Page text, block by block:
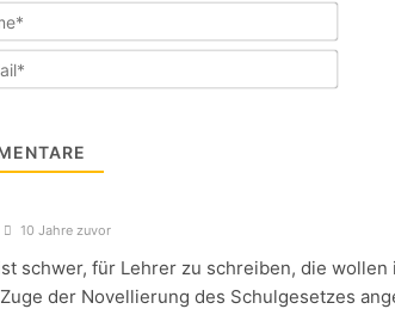
Name*
E-
10 Jahre zuvor
schwer, für Lehrer zu schreiben, die
der Novellierung des Schulgesetzes